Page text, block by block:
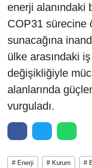
enerji alanındaki
COP31 sürecine
sunacağına
ülke arasındaki
değişikliğiyle
alanlarında
vurguladı.
# Enerji # Kurum #